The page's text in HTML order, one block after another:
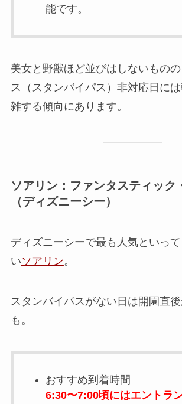
能です。
美女と野獣ほど並びはしないもの
ス（スタンバイパス）非対応日に
雑する傾向にあります。
ソアリン：ファンタスティック
（ディズニーシー）
ディズニーシーで最も人気といっ
いソアリン。
スタンバイパスがない日は開園直後
も。
おすすめ到着時間
6:30〜7:00頃にはエントラ